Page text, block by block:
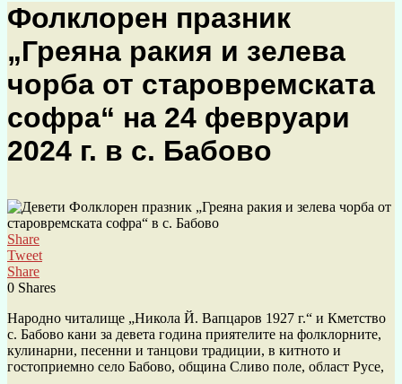
Фолклорен празник
„Греяна ракия и зелева
чорба от старовремската
софра“ на 24 февруари
2024 г. в с. Бабово
Share
Tweet
Share
0 Shares
Народно читалище „Никола Й. Вапцаров 1927 г.“ и Кметство
с. Бабово кани за девета година приятелите на фолклорните,
кулинарни, песенни и танцови традиции, в китното и
гостоприемно село Бабово, община Сливо поле, област Русе,